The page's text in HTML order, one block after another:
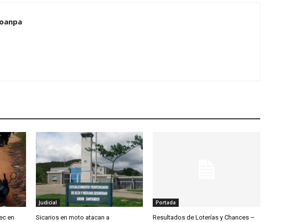
en
Judicial
Sicarios en moto atacan a
Portada
Resultados de Loterías y Chances –